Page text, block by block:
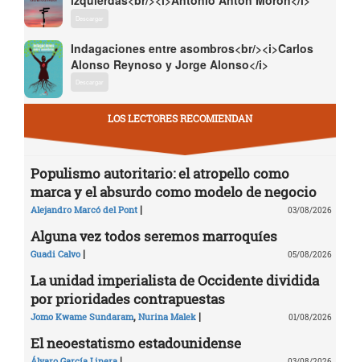
Descargar
Indagaciones entre asombros<br/><i>Carlos
Alonso Reynoso y Jorge Alonso</i>
Descargar
LOS LECTORES RECOMIENDAN
Populismo autoritario: el atropello como
marca y el absurdo como modelo de negocio
Alejandro Marcó del Pont | 03/08/2026
Alguna vez todos seremos marroquíes
Guadi Calvo | 05/08/2026
La unidad imperialista de Occidente dividida
por prioridades contrapuestas
Jomo Kwame Sundaram, Nurina Malek | 01/08/2026
El neoestatismo estadounidense